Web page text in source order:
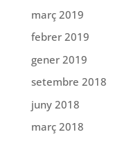
març 2019
febrer 2019
gener 2019
setembre 2018
juny 2018
març 2018